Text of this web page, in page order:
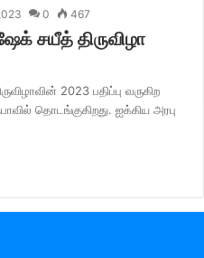
0 467
சயீத் திருவிழா
2023 பதிப்பு வருகிற
தொடங்குகிறது. ஐக்கிய அரபு